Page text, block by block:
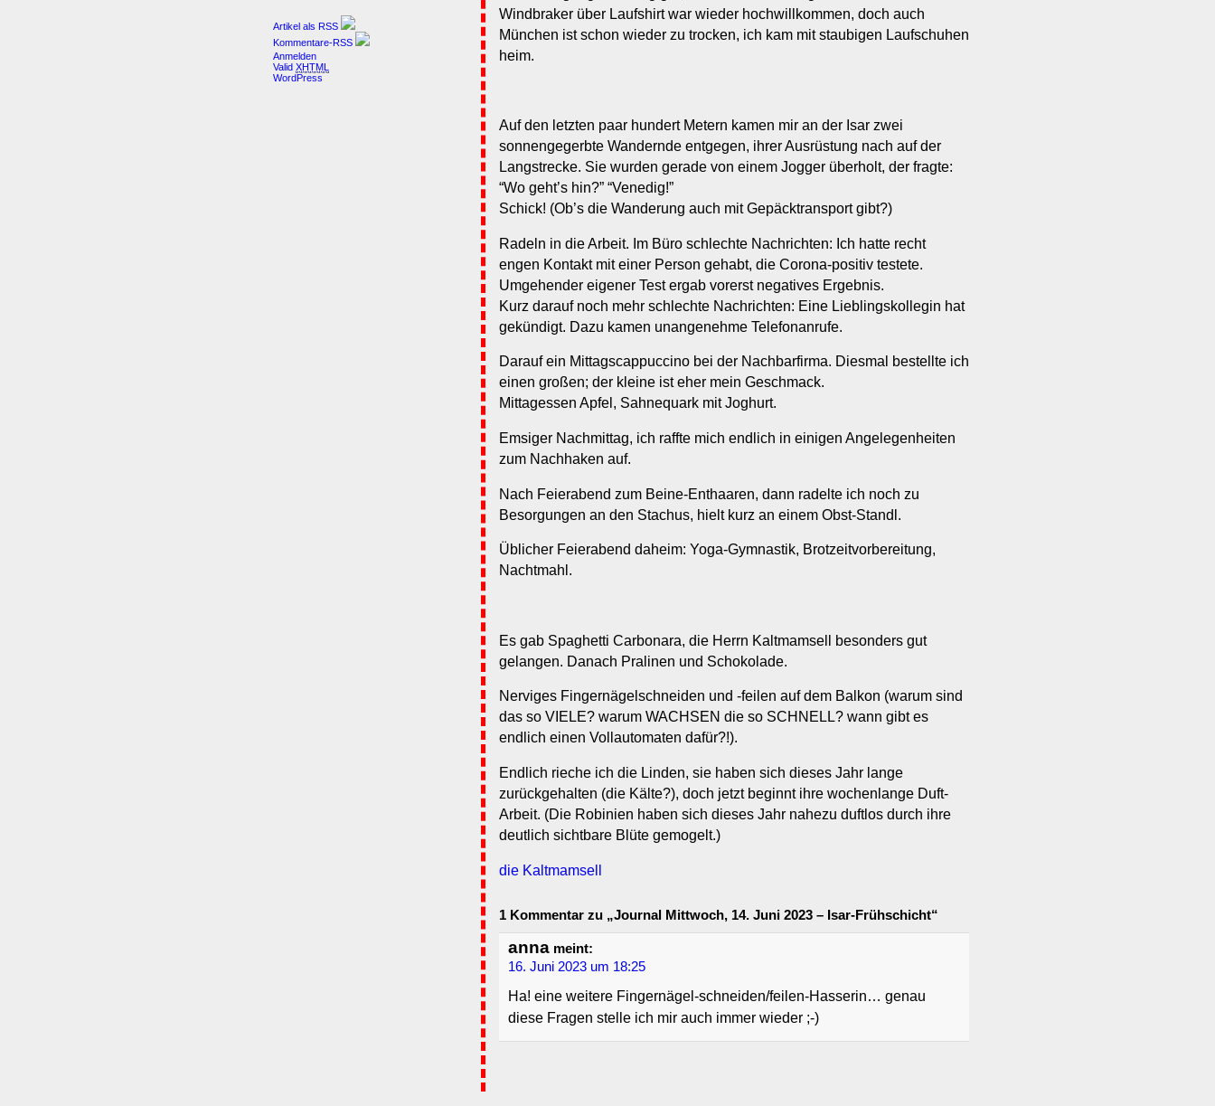
Windbraker über Laufshirt war wieder hochwillkommen, doch auch
München ist schon wieder zu trocken, ich kam mit staubigen Laufschuhen
heim.
Auf den letzten paar hundert Metern kamen mir an der Isar zwei
sonnengegerbte Wandernde entgegen, ihrer Ausrüstung nach auf der
Langstrecke. Sie wurden gerade von einem Jogger überholt, der fragte:
“Wo geht’s hin?” “Venedig!”
Schick! (Ob’s die Wanderung auch mit Gepäcktransport gibt?)
Radeln in die Arbeit. Im Büro schlechte Nachrichten: Ich hatte recht
engen Kontakt mit einer Person gehabt, die Corona-positiv testete.
Umgehender eigener Test ergab vorerst negatives Ergebnis.
Kurz darauf noch mehr schlechte Nachrichten: Eine Lieblingskollegin hat
gekündigt. Dazu kamen unangenehme Telefonanrufe.
Darauf ein Mittagscappuccino bei der Nachbarfirma. Diesmal bestellte ich
einen großen; der kleine ist eher mein Geschmack.
Mittagessen Apfel, Sahnequark mit Joghurt.
Emsiger Nachmittag, ich raffte mich endlich in einigen Angelegenheiten
zum Nachhaken auf.
Nach Feierabend zum Beine-Enthaaren, dann radelte ich noch zu
Besorgungen an den Stachus, hielt kurz an einem Obst-Standl.
Üblicher Feierabend daheim: Yoga-Gymnastik, Brotzeitvorbereitung,
Nachtmahl.
Es gab Spaghetti Carbonara, die Herrn Kaltmamsell besonders gut
gelangen. Danach Pralinen und Schokolade.
Nerviges Fingernägelschneiden und -feilen auf dem Balkon (warum sind
das so VIELE? warum WACHSEN die so SCHNELL? wann gibt es
endlich einen Vollautomaten dafür?!).
Endlich rieche ich die Linden, sie haben sich dieses Jahr lange
zurückgehalten (die Kälte?), doch jetzt beginnt ihre wochenlange Duft-
Arbeit. (Die Robinien haben sich dieses Jahr nahezu duftlos durch ihre
deutlich sichtbare Blüte gemogelt.)
die Kaltmamsell
1 Kommentar zu „Journal Mittwoch, 14. Juni 2023 – Isar-Frühschicht“
anna meint:
16. Juni 2023 um 18:25
Ha! eine weitere Fingernägel-schneiden/feilen-Hasserin… genau
diese Fragen stelle ich mir auch immer wieder ;-)
Artikel als RSS
Kommentare-RSS
Anmelden
Valid XHTML
WordPress